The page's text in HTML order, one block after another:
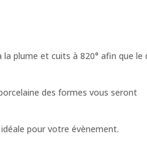
plume et cuits à 820° afin que le
des formes vous seront
pour votre évènement.